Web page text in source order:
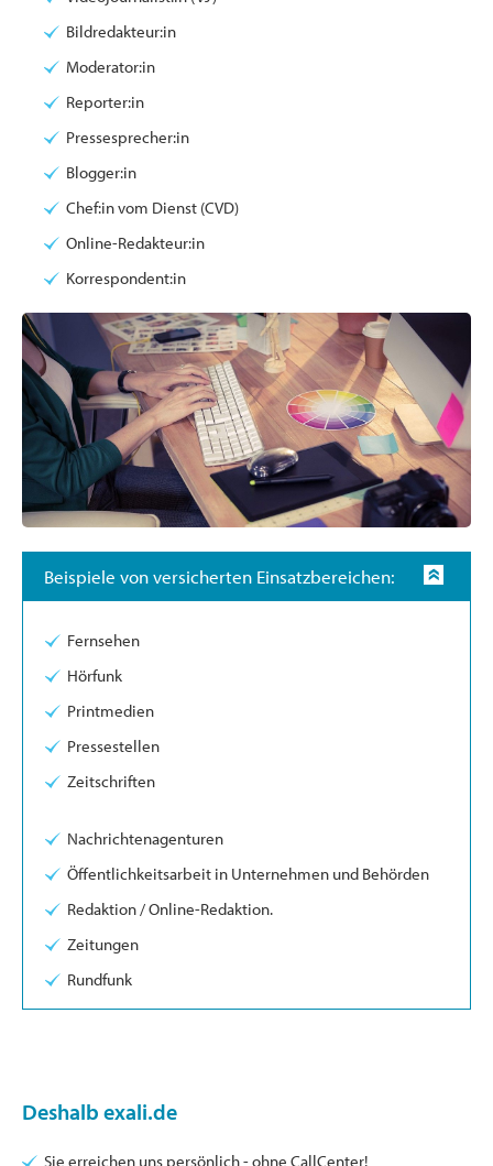
Bildredakteur:in
Moderator:in
Reporter:in
Pressesprecher:in
Blogger:in
Chef:in vom Dienst (CVD)
Online-Redakteur:in
Korrespondent:in
Beispiele von versicherten Einsatzbereichen:
Fernsehen
Hörfunk
Printmedien
Pressestellen
Zeitschriften
Nachrichtenagenturen
Öffentlichkeitsarbeit in Unternehmen und Behörden
Redaktion / Online-Redaktion.
Zeitungen
Rundfunk
Deshalb exali.de
Sie erreichen uns persönlich - ohne CallCenter!